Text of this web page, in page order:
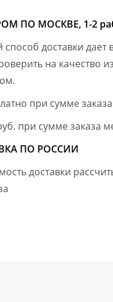
ПО МОСКВЕ, 1-2
доставки
на качество
при сумме
при сумме заказа
ПО РОССИИ
доставки